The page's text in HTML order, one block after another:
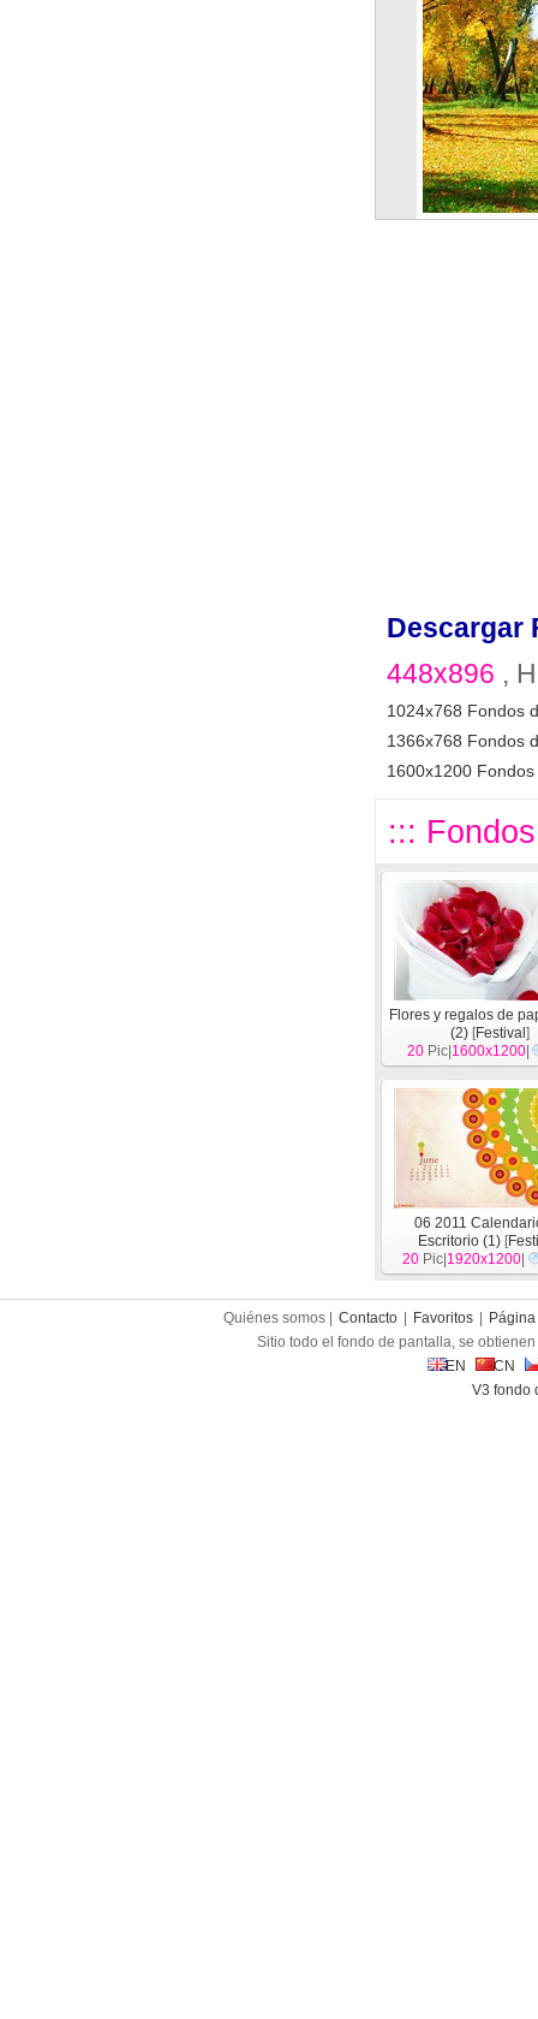
Descargar
448x896 ,
1024x768 Fondos
1366x768 Fondos
1600x1200
:::
Flores y regalos de
(2) [Festival ]
20 Pic| 1600x1200
06 2011
Escritorio (1) [
20 Pic| 1920x1200
Quiénes somos | Contacto Favoritos
Sitio todo el fondo de pantalla, se
EN
CN
V3 fondo